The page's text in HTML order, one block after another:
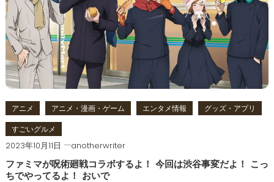
ョ
ン
アニメ アニメ・漫画・ゲーム エンタメ情報
グッズ・アプリ
すごいグルメ
2023年10月11日 anotherwriter
ファミマが呪術廻戦コラボするよ！ 今回は渋谷事変だよ！ こっ
ちでやってるよ！ おいで